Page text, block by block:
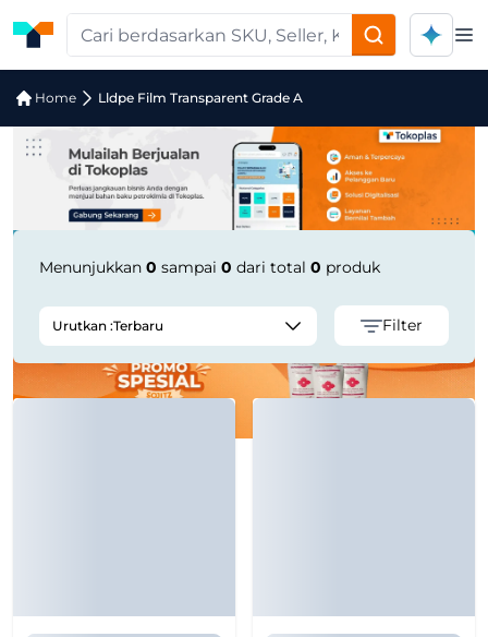
Home Lldpe Film Transparent Grade A
Jual Lldpe Film Transparent Grade A
Menunjukkan 0 sampai 0 dari total 0 produk
Urutkan :Terbaru Filter